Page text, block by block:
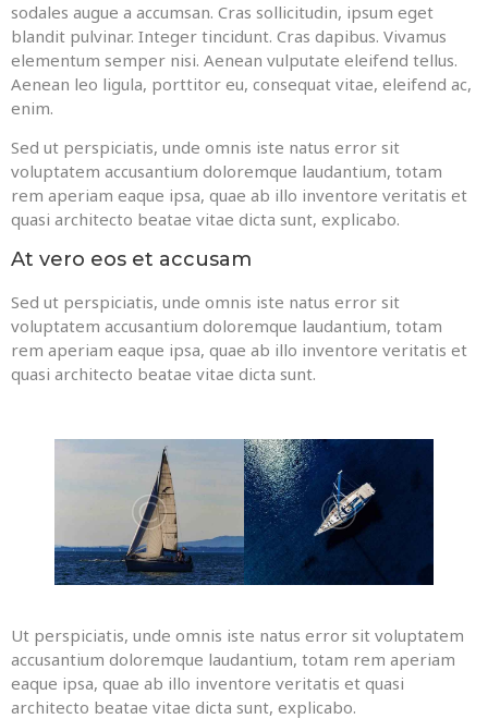
sodales augue a accumsan. Cras sollicitudin, ipsum eget
blandit pulvinar. Integer tincidunt. Cras dapibus. Vivamus
elementum semper nisi. Aenean vulputate eleifend tellus.
Aenean leo ligula, porttitor eu, consequat vitae, eleifend ac,
enim.
Sed ut perspiciatis, unde omnis iste natus error sit
voluptatem accusantium doloremque laudantium, totam
rem aperiam eaque ipsa, quae ab illo inventore veritatis et
quasi architecto beatae vitae dicta sunt, explicabo.
At vero eos et accusam
Sed ut perspiciatis, unde omnis iste natus error sit
voluptatem accusantium doloremque laudantium, totam
rem aperiam eaque ipsa, quae ab illo inventore veritatis et
quasi architecto beatae vitae dicta sunt.
Ut perspiciatis, unde omnis iste natus error sit voluptatem
accusantium doloremque laudantium, totam rem aperiam
eaque ipsa, quae ab illo inventore veritatis et quasi
architecto beatae vitae dicta sunt, explicabo.